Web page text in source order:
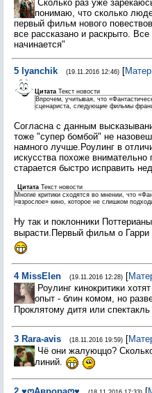
Сколько раз уже
понимаю, что сколько
первый фильм нового
все рассказано и раскрыто.
начинается"
5 lyanchik (19.11.2016 12:46) [
Цитата Текст новости
Впрочем, учитывая, что
сценариста, следующие фильмы
Согласна с данным
тоже "супер бомбой" не
намного лучше.Роулинг в
искусства похоже внимательно
старается быстро исправить
Цитата Текст новости
Многие критики сходятся во мнении, что
«взрослое» кино, которое не слишком
Ну так и поклонники
вырасти.Первый фильм о
4 MissElen (19.11.2016 12:28) [
Роулинг кинокритики
опыт - блин комом, но
Проклятому дитя или
3 Rara-avis (18.11.2016 19:59) [
Чё они жалуюццо?
линий.